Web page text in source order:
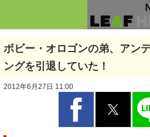
ボビー・オロゴンの弟、アン
ングを引退していた！
2012年6月27日 11:00